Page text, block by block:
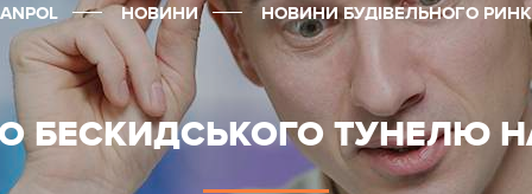
БЕСКИДСЬКОГО ТУНЕЛЮ
НОВИНИ НОВИНИ БУДІВЕЛЬНОГО